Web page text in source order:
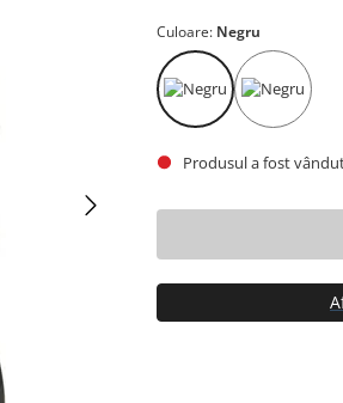
Culoare: Negru
Produsul a fost